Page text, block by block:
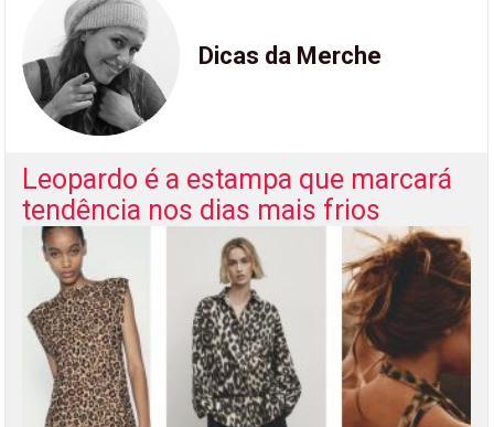
Dicas da Merche
Leopardo é a estampa que marcará
tendência nos dias mais frios